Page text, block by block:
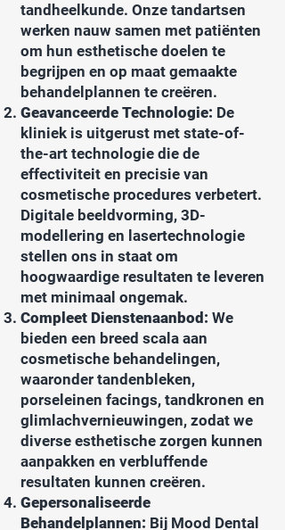
tandheelkunde. Onze tandartsen
werken nauw samen met patiënten
om hun esthetische doelen te
begrijpen en op maat gemaakte
behandelplannen te creëren.
Geavanceerde Technologie: De
kliniek is uitgerust met state-of-
the-art technologie die de
effectiviteit en precisie van
cosmetische procedures verbetert.
Digitale beeldvorming, 3D-
modellering en lasertechnologie
stellen ons in staat om
hoogwaardige resultaten te leveren
met minimaal ongemak.
Compleet Dienstenaanbod: We
bieden een breed scala aan
cosmetische behandelingen,
waaronder tandenbleken,
porseleinen facings, tandkronen en
glimlachvernieuwingen, zodat we
diverse esthetische zorgen kunnen
aanpakken en verbluffende
resultaten kunnen creëren.
Gepersonaliseerde
Behandelplannen: Bij Mood Dental